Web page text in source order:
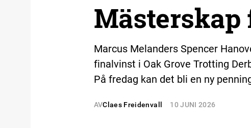
Mästerskap
Marcus Melanders Spencer
finalvinst i Oak Grove Trotting
På fredag kan det bli en ny
AVClaes Freidenvall 10 JUNI 2026